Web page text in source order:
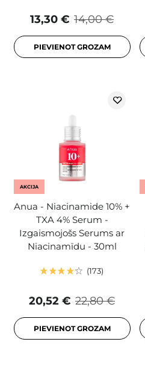
14,00 €
13,30 €
PIEVIENOT GROZAM
AKCIJA
Anua - Niacinamide 10% +
TXA 4% Serum -
Izgaismojošs Serums ar
Niacinamīdu - 30ml
173
22,80 €
20,52 €
PIEVIENOT GROZAM